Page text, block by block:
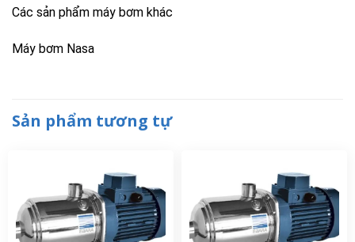
Các sản phẩm máy bơm khác
Máy bơm Nasa
Sản phẩm tương tự